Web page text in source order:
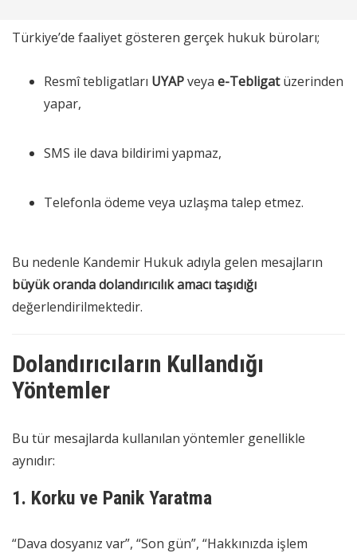
Türkiye’de faaliyet gösteren gerçek hukuk büroları;
Resmî tebligatları UYAPveya e-Tebligatüzerinden
yapar,
SMS ile dava bildirimi yapmaz,
Telefonla ödeme veya uzlaşma talep etmez.
Bu nedenle Kandemir Hukuk adıyla gelen mesajların
büyük oranda dolandırıcılık amacı taşıdığı
değerlendirilmektedir.
Dolandırıcıların Kullandığı
Yöntemler
Bu tür mesajlarda kullanılan yöntemler genellikle
aynıdır:
1. Korku ve Panik Yaratma
“Dava dosyanız var”, “Son gün”, “Hakkınızda işlem